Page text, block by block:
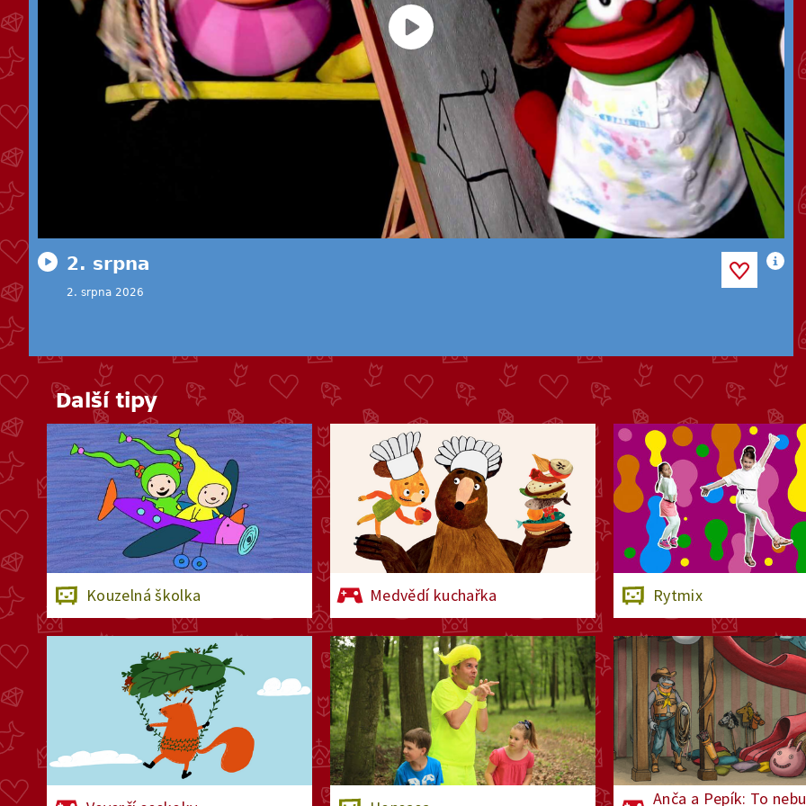
2. srpna
2. srpna 2026
Další tipy
Kouzelná školka Medvědí kuchařka Rytmix
Anča a Pepík: To